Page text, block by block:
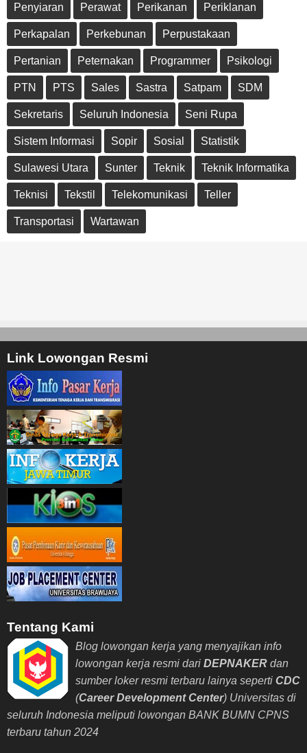
Penyiaran Perawat Perikanan Periklanan
Perkapalan Perkebunan Perpustakaan
Pertanian Peternakan Programmer Psikologi
PTN PTS Sales Sastra Satpam SDM
Sekretaris Seluruh Indonesia Seni Rupa
Sistem Informasi Sopir Sosial Statistik
Sulawesi Utara Sunter Teknik Teknik Informatika
Teknisi Tekstil Telekomunikasi Teller
Transportasi Wartawan
Link Lowongan Resmi
Tentang Kami
Blog lowongan kerja yang menyajikan info
lowongan kerja resmi dari DEPNAKER dan
sumber loker resmi terbaru lainya seperti CDC
(Career Development Center) Universitas di
seluruh Indonesia meliputi lowongan BANK BUMN CPNS
terbaru tahun 2024